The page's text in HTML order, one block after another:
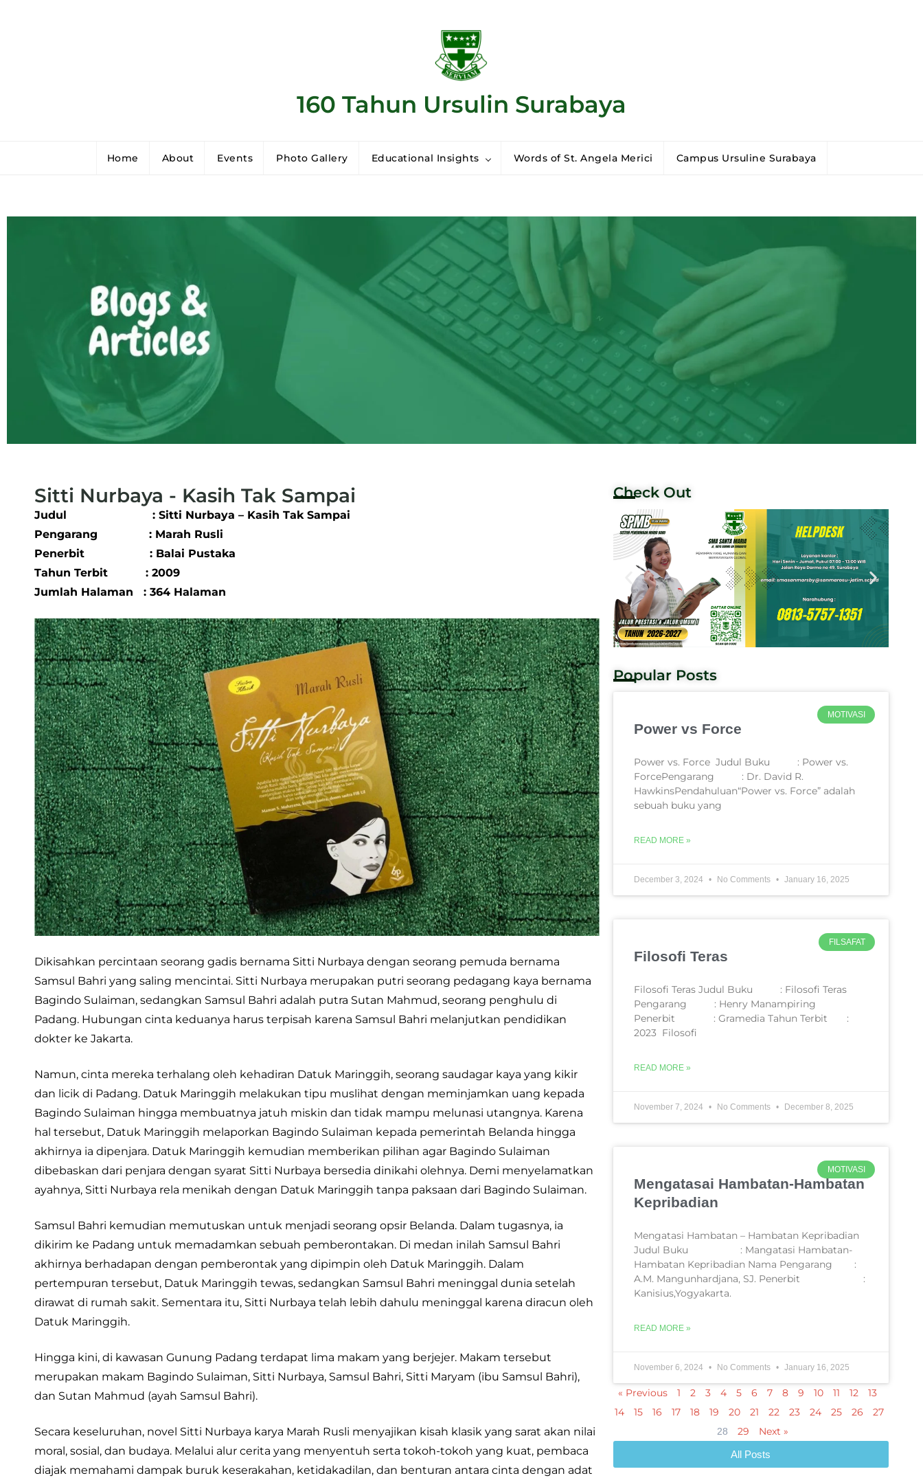
160 Tahun Ursulin Surabaya
Home About Events Photo Gallery Educational Insights Words of St. Angela Merici Campus Ursuline Surabaya
Sitti Nurbaya - Kasih Tak Sampai
Judul : Sitti Nurbaya – Kasih Tak Sampai
Pengarang : Marah Rusli
Penerbit : Balai Pustaka
Tahun Terbit : 2009
Jumlah Halaman : 364 Halaman
Dikisahkan percintaan seorang gadis bernama Sitti Nurbaya dengan seorang pemuda bernama
Samsul Bahri yang saling mencintai. Sitti Nurbaya merupakan putri seorang pedagang kaya bernama
Bagindo Sulaiman, sedangkan Samsul Bahri adalah putra Sutan Mahmud, seorang penghulu di
Padang. Hubungan cinta keduanya harus terpisah karena Samsul Bahri melanjutkan pendidikan
dokter ke Jakarta.
Namun, cinta mereka terhalang oleh kehadiran Datuk Maringgih, seorang saudagar kaya yang kikir
dan licik di Padang. Datuk Maringgih melakukan tipu muslihat dengan meminjamkan uang kepada
Bagindo Sulaiman hingga membuatnya jatuh miskin dan tidak mampu melunasi utangnya. Karena
hal tersebut, Datuk Maringgih melaporkan Bagindo Sulaiman kepada pemerintah Belanda hingga
akhirnya ia dipenjara. Datuk Maringgih kemudian memberikan pilihan agar Bagindo Sulaiman
dibebaskan dari penjara dengan syarat Sitti Nurbaya bersedia dinikahi olehnya. Demi menyelamatkan
ayahnya, Sitti Nurbaya rela menikah dengan Datuk Maringgih tanpa paksaan dari Bagindo Sulaiman.
Samsul Bahri kemudian memutuskan untuk menjadi seorang opsir Belanda. Dalam tugasnya, ia
dikirim ke Padang untuk memadamkan sebuah pemberontakan. Di medan inilah Samsul Bahri
akhirnya berhadapan dengan pemberontak yang dipimpin oleh Datuk Maringgih. Dalam
pertempuran tersebut, Datuk Maringgih tewas, sedangkan Samsul Bahri meninggal dunia setelah
dirawat di rumah sakit. Sementara itu, Sitti Nurbaya telah lebih dahulu meninggal karena diracun oleh
Datuk Maringgih.
Hingga kini, di kawasan Gunung Padang terdapat lima makam yang berjejer. Makam tersebut
merupakan makam Bagindo Sulaiman, Sitti Nurbaya, Samsul Bahri, Sitti Maryam (ibu Samsul Bahri),
dan Sutan Mahmud (ayah Samsul Bahri).
Secara keseluruhan, novel Sitti Nurbaya karya Marah Rusli menyajikan kisah klasik yang sarat akan nilai
moral, sosial, dan budaya. Melalui alur cerita yang menyentuh serta tokoh-tokoh yang kuat, pembaca
diajak memahami dampak buruk keserakahan, ketidakadilan, dan benturan antara cinta dengan adat
Check Out
Popular Posts
MOTIVASI
Power vs Force
Power vs. Force Judul Buku : Power vs.
ForcePengarang : Dr. David R.
HawkinsPendahuluan“Power vs. Force” adalah
sebuah buku yang
READ MORE »
December 3, 2024 No Comments January 16, 2025
FILSAFAT
Filosofi Teras
Filosofi Teras Judul Buku : Filosofi Teras
Pengarang : Henry Manampiring
Penerbit : Gramedia Tahun Terbit :
2023 Filosofi
READ MORE »
November 7, 2024 No Comments December 8, 2025
MOTIVASI
Mengatasai Hambatan-Hambatan
Kepribadian
Mengatasi Hambatan – Hambatan Kepribadian
Judul Buku : Mangatasi Hambatan-
Hambatan Kepribadian Nama Pengarang :
A.M. Mangunhardjana, SJ. Penerbit :
Kanisius,Yogyakarta.
READ MORE »
November 6, 2024 No Comments January 16, 2025
« Previous 1 2 3 4 5 6 7 8 9 10 11 12
13
14
15 16 17 18 19 20 21 22 23 24 25 26 27
28 29 Next »
All Posts